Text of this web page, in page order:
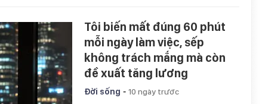
Tôi biến mất đúng 60 phút
mỗi ngày làm việc, sếp
không trách mắng mà còn
đề xuất tăng lương
Đời sống - 10 ngày trước